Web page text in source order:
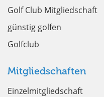
Golf Club Mitgliedschaft
günstig golfen
Golfclub
Mitgliedschaften
Einzelmitgliedschaft